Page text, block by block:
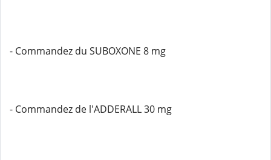
- Commandez du SUBOXONE 8 mg
- Commandez de l'ADDERALL 30 mg